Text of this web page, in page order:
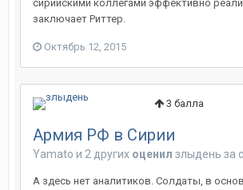
сирийскими коллегами эффективно
заключает Риттер.
Октябрь 12, 2015
3 балла
Армия РФ в Сирии
Yamato и 2 других оценил злыдень за
А здесь нет аналитиков. Солдаты, в